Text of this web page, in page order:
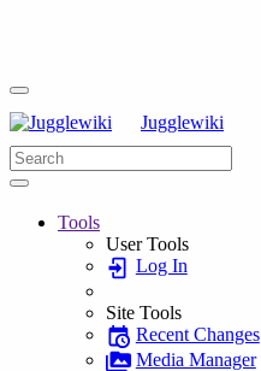
Jugglewiki
Tools
User Tools
Log In
Site Tools
Recent Changes
Media Manager